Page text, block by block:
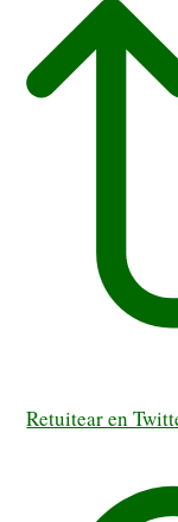
Retuitear en